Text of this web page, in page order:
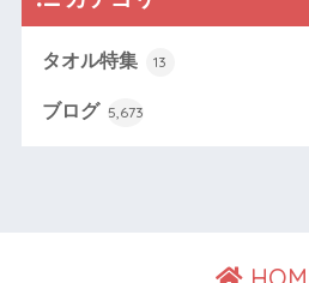
タオル特集 13
ブログ 5,673